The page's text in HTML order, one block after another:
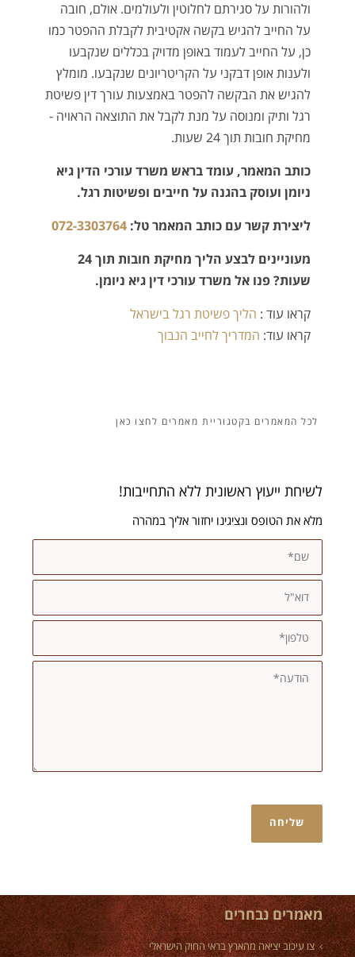
ולהורות על סגירתם לחלוטין ולעולמים. אולם, חובה
על החייב להגיש בקשה אקטיבית לקבלת ההפטר כמו
כן, על החייב לעמוד באופן מדויק בכללים שנקבעו
ולענות אופן דבקני על הקריטריונים שנקבעו. מומלץ
להגיש את הבקשה להפטר באמצעות עורך דין פשיטת
רגל ותיק ומנוסה על מנת לקבל את התוצאה הראויה -
מחיקת חובות תוך 24 שעות.
כותב המאמר, עומד בראש משרד עורכי הדין גיא
ניומן ועוסק בהגנה על חייבים ופשיטות רגל.
ליצירת קשר עם כותב המאמר טל:072-3303764
מעוניינים לבצע הליך מחיקת חובות תוך 24
שעות? פנו אל משרד עורכי דין גיא ניומן.
קראו עוד : הליך פשיטת רגל בישראל
קראו עוד: המדריך לחייב הנבוך
מאמרים
לשיחת ייעוץ ראשונית ללא התחייבות!
מלא את הטופס ונציגינו יחזור אליך במהרה
מאמרים נבחרים
צו עיכוב יציאה מהארץ בראי החוק הישראלי